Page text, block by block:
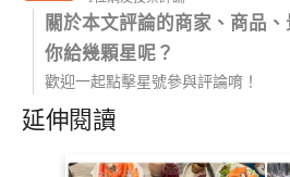
關於本文評論的商家、商品
你給幾顆星呢？
歡迎一起點擊星號參與評論唷！
延伸閱讀